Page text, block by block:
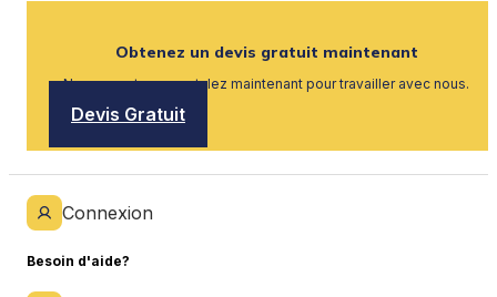
Obtenez un devis gratuit maintenant
Nous recrutons, postulez maintenant pour travailler avec nous.
Devis Gratuit
Connexion
Besoin d'aide?